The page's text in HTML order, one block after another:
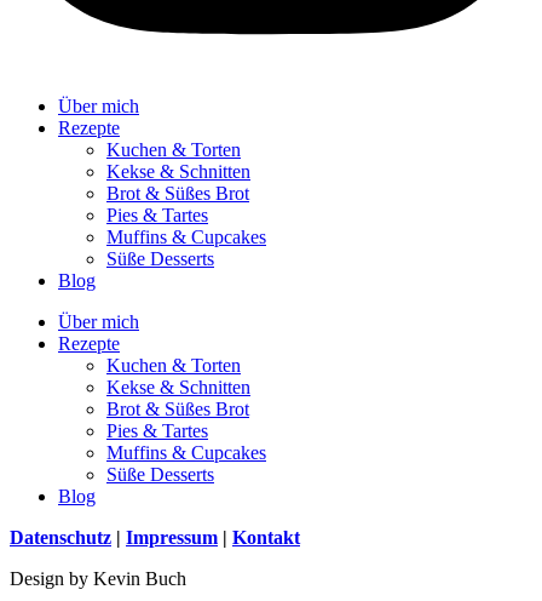
Über mich
Rezepte
Kuchen & Torten
Kekse & Schnitten
Brot & Süßes Brot
Pies & Tartes
Muffins & Cupcakes
Süße Desserts
Blog
Über mich
Rezepte
Kuchen & Torten
Kekse & Schnitten
Brot & Süßes Brot
Pies & Tartes
Muffins & Cupcakes
Süße Desserts
Blog
Datenschutz | Impressum | Kontakt
Design by Kevin Buch